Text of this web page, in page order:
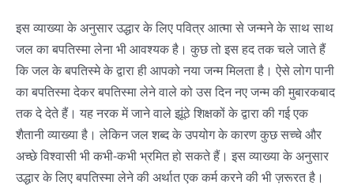
इस व्याख्या के अनुसार उद्धार के लिए पवित्र आत्मा से जन्मने के साथ साथ
जल का बपतिस्मा लेना भी आवश्यक है। कुछ तो इस हद तक चले जाते हैं
कि जल के बपतिस्मे के द्वारा ही आपको नया जन्म मिलता है। ऐसे लोग पानी
का बपतिस्मा देकर बपतिस्मा लेने वाले को उस दिन नए जन्म की मुबारकबाद
तक दे देते हैं। यह नरक में जाने वाले झूंठे शिक्षकों के द्वारा की गई एक
शैतानी व्याख्या है। लेकिन जल शब्द के उपयोग के कारण कुछ सच्चे और
अच्छे विश्वासी भी कभी-कभी भ्रमित हो सकते हैं। इस व्याख्या के अनुसार
उद्धार के लिए बपतिस्मा लेने की अर्थात एक कर्म करने की भी ज़रूरत है।